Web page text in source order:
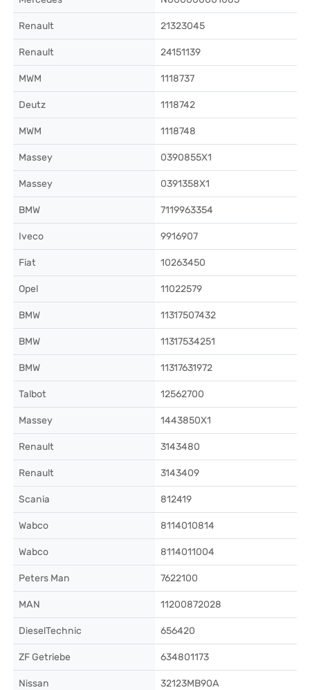
Renault 21323045
Renault 24151139
MWM 1118737
Deutz 1118742
MWM 1118748
Massey 0390855X1
Massey 0391358X1
BMW 7119963354
Iveco 9916907
Fiat 10263450
Opel 11022579
BMW 11317507432
BMW 11317534251
BMW 11317631972
Talbot 12562700
Massey 1443850X1
Renault 3143480
Renault 3143409
Scania 812419
Wabco 8114010814
Wabco 8114011004
Peters Man 7622100
MAN 11200872028
DieselTechnic 656420
ZF Getriebe 634801173
Nissan 32123MB90A